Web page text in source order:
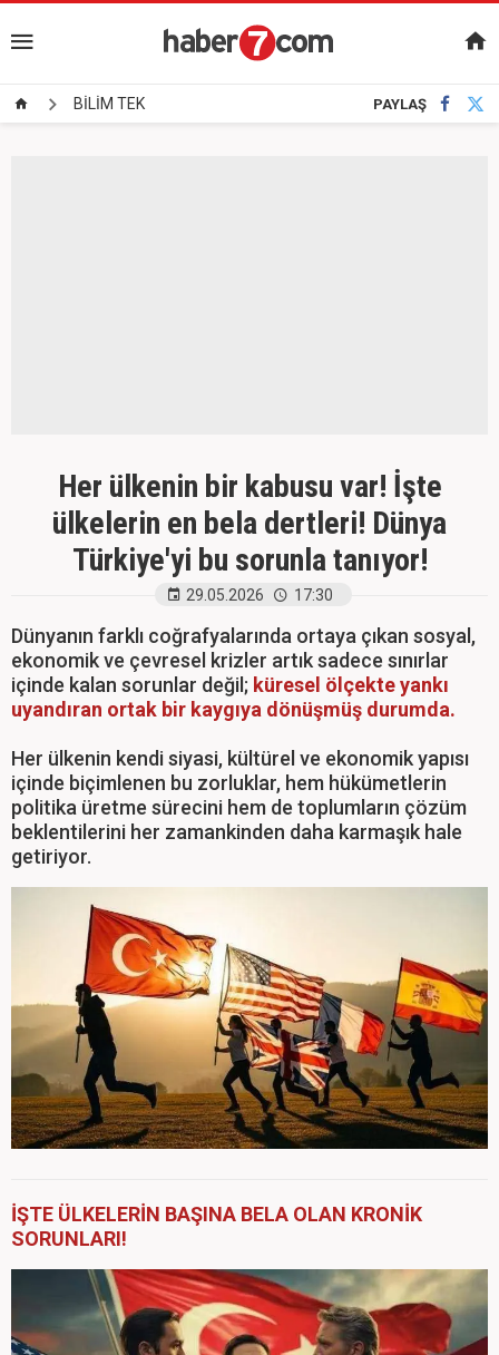
BİLİM TEK PAYLAŞ
Her ülkenin bir kabusu var! İşte
ülkelerin en bela dertleri! Dünya
Türkiye'yi bu sorunla tanıyor!
29.05.2026 17:30
Dünyanın farklı coğrafyalarında ortaya çıkan sosyal,
ekonomik ve çevresel krizler artık sadece sınırlar
içinde kalan sorunlar değil; küresel ölçekte yankı
uyandıran ortak bir kaygıya dönüşmüş durumda.
Her ülkenin kendi siyasi, kültürel ve ekonomik yapısı
içinde biçimlenen bu zorluklar, hem hükümetlerin
politika üretme sürecini hem de toplumların çözüm
beklentilerini her zamankinden daha karmaşık hale
getiriyor.
İŞTE ÜLKELERİN BAŞINA BELA OLAN KRONİK
SORUNLARI!